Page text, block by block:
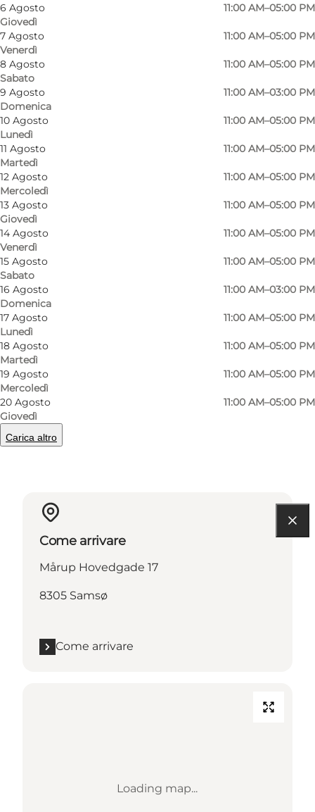
6 Agosto
Giovedì
11:00 AM–05:00 PM
7 Agosto
Venerdì
11:00 AM–05:00 PM
8 Agosto
Sabato
11:00 AM–05:00 PM
9 Agosto
Domenica
11:00 AM–03:00 PM
10 Agosto
Lunedì
11:00 AM–05:00 PM
11 Agosto
Martedì
11:00 AM–05:00 PM
12 Agosto
Mercoledì
11:00 AM–05:00 PM
13 Agosto
Giovedì
11:00 AM–05:00 PM
14 Agosto
Venerdì
11:00 AM–05:00 PM
15 Agosto
Sabato
11:00 AM–05:00 PM
16 Agosto
Domenica
11:00 AM–03:00 PM
17 Agosto
Lunedì
11:00 AM–05:00 PM
18 Agosto
Martedì
11:00 AM–05:00 PM
19 Agosto
Mercoledì
11:00 AM–05:00 PM
20 Agosto
Giovedì
11:00 AM–05:00 PM
Carica altro
An exciting shop featuring carefully selected
products from ceramists and other artisans.
Own posters, local redesign, jewelry, books,
clothing, second hand, wine & champagne.
Gallery and coffee & wine café.
Open: Jun: Fri + Sat 11–17 and Sun 11–15. From Fri
Jun 19th open every day until Aug 30th: Mon–
Sat 11–17 and Sun 11–15.
Rest of the year: See: open2day.dk/samsoe
Leggi di più
Come arrivare
Mårup Hovedgade 17
8305 Samsø
Come arrivare
Loading map...